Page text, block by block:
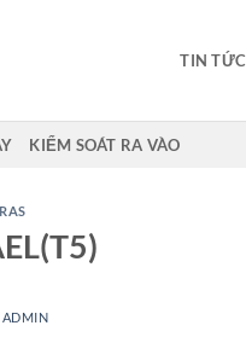
TIN TỨC
KIỂM SOÁT RA VÀO
ADMIN